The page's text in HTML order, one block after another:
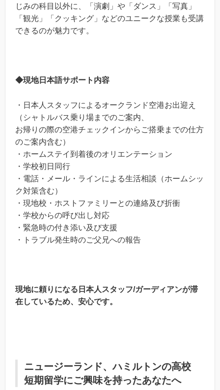
じみの科目以外に、「演劇」や「ダンス」「写真」
「観光」「クッキング」などのユニークな授業も受講
できるのが魅力です。
◆現地日本語サポート内容
・日本人スタッフによるオークランド空港お出迎え
（シャトルバス乗り場までのご案内、
お帰りの際の空港チェックインからご搭乗までの仕方
のご案内含む）
・ホームステイ到着後のオリエンテーション
・学校初日同行
・電話・メール・ラインによる生活相談（ホームシッ
ク対策含む）
・現地校・ホストファミリーとの連絡及び折衝
・学校からの呼び出し対応
・緊急時の付き添い及び支援
・トラブル発生時のご父兄への報告
現地に頼りになる日本人スタッフ/ガーディアンが滞
在しているため、安心です。
ニュージーランド、ハミルトンの高校
短期留学にご興味を持ったあなたへ